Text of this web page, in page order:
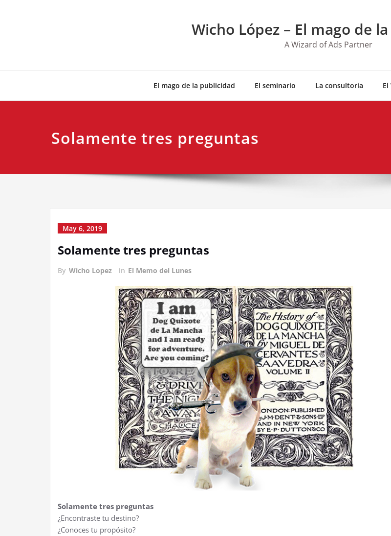
Wicho López – El mago de
A Wizard of Ads Partner
El mago de la publicidad El seminario La consultoría El
Solamente tres preguntas
May 6, 2019
Solamente tres preguntas
By Wicho Lopez in El Memo del Lunes
Solamente tres preguntas
¿Encontraste tu destino?
¿Conoces tu propósito?